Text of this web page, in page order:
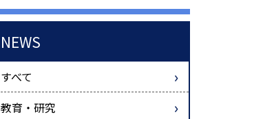
NEWS
すべて
教育・研究